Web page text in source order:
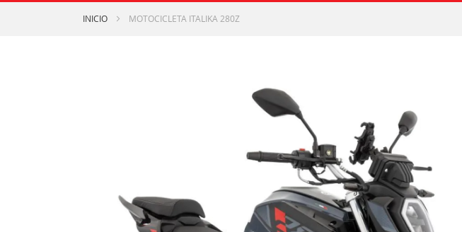
INICIO MOTOCICLETA ITALIKA 280Z